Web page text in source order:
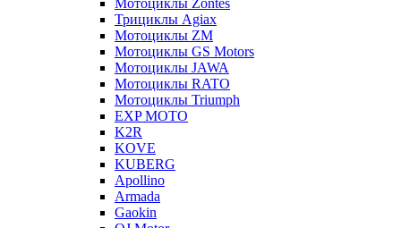
Мотоциклы Zontes
Трициклы Agiax
Мотоциклы ZM
Мотоциклы GS Motors
Мотоциклы JAWA
Мотоциклы RATO
Мотоциклы Triumph
EXP MOTO
K2R
KOVE
KUBERG
Apollino
Armada
Gaokin